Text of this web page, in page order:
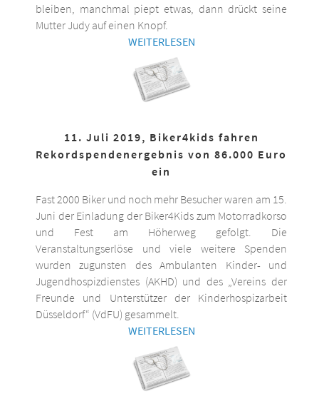
bleiben, manchmal piept etwas, dann drückt seine
Mutter Judy auf einen Knopf.
WEITERLESEN
11. Juli 2019, Biker4kids fahren
Rekordspendenergebnis von 86.000 Euro
ein
Fast 2000 Biker und noch mehr Besucher waren am 15.
Juni der Einladung der Biker4Kids zum Motorradkorso
und Fest am Höherweg gefolgt. Die
Veranstaltungserlöse und viele weitere Spenden
wurden zugunsten des Ambulanten Kinder- und
Jugendhospizdienstes (AKHD) und des „Vereins der
Freunde und Unterstützer der Kinderhospizarbeit
Düsseldorf“ (VdFU) gesammelt.
WEITERLESEN